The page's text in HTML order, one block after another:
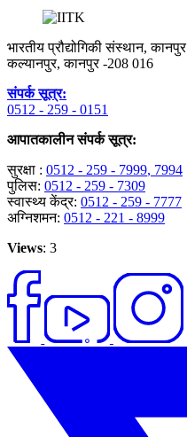
भारतीय प्रौद्योगिकी संस्थान, कानपुर
कल्यानपुर, कानपुर -208 016
संपर्क सूत्र:
0512 - 259 - 0151
आपातकालीन संपर्क सूत्र:
सुरक्षा : 0512 - 259 - 7999, 7994
पुलिस: 0512 - 259 - 7309
स्वास्थ्य केंद्र: 0512 - 259 - 7777
अग्निशमन: 0512 - 221 - 8999
Views: 3